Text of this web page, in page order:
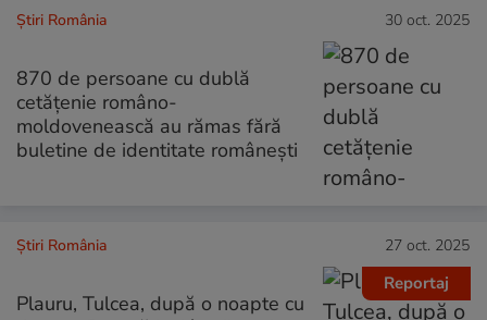
Știri România 30 oct. 2025
870 de persoane cu dublă
cetățenie româno-
moldovenească au rămas fără
buletine de identitate românești
Reportaj
Știri România 27 oct. 2025
Plauru, Tulcea, după o noapte cu